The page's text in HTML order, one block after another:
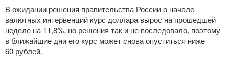
В ожидании решения правительства России о начале
валютных интервенций курс доллара вырос на прошедшей
неделе на 11,8%, но решения так и не последовало, поэтому
в ближайшие дни его курс может снова опуститься ниже
60 рублей.